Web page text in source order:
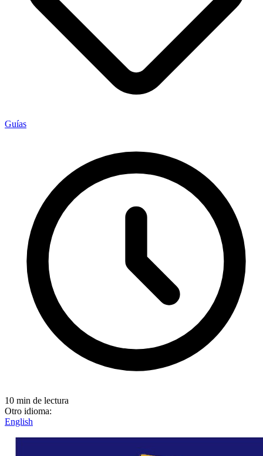
Guías
10 min de lectura
Otro idioma:
English